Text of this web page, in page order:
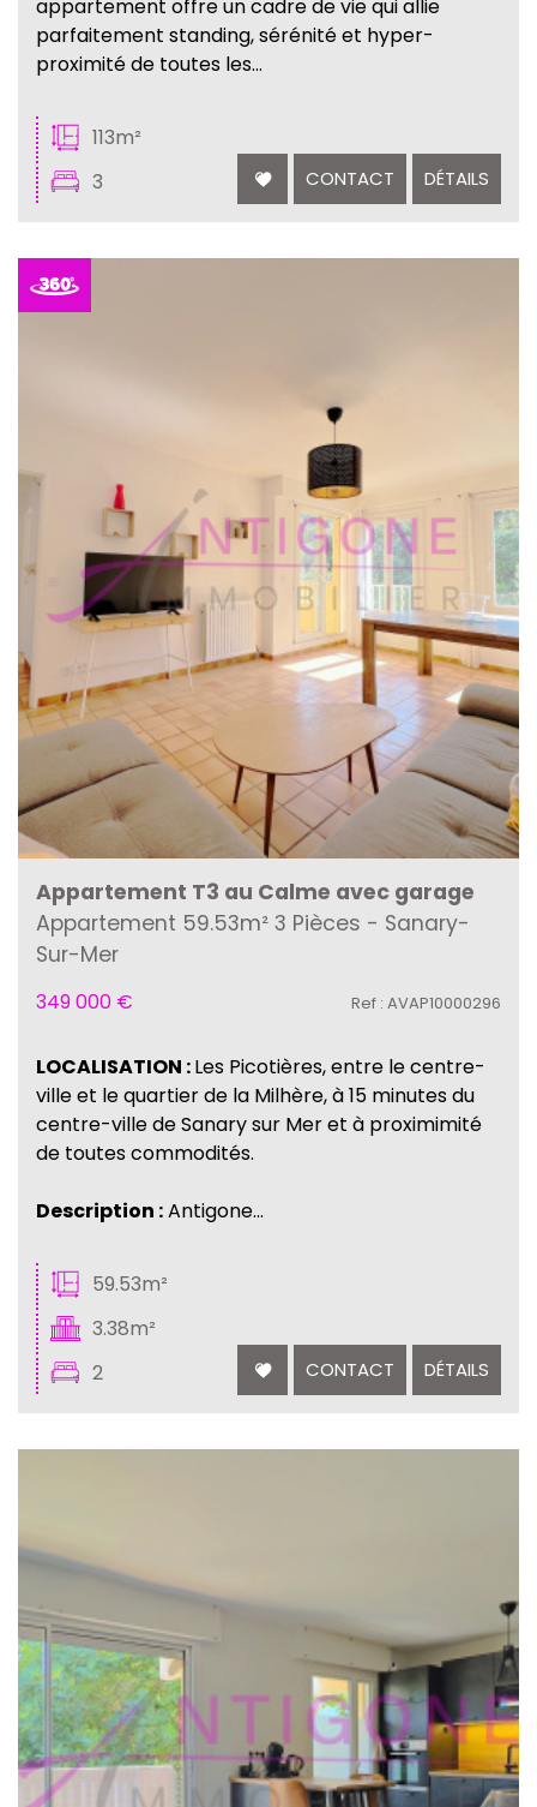
appartement offre un cadre de vie qui allie
parfaitement standing, sérénité et hyper-
proximité de toutes les...
113m²
3
CONTACT DÉTAILS
Appartement T3 au Calme avec garage
Appartement 59.53m² 3 Pièces - Sanary-
Sur-Mer
349 000 € Ref : AVAP10000296
LOCALISATION :Les Picotières, entre le centre-
ville et le quartier de la Milhère, à 15 minutes du
centre-ville de Sanary sur Mer et à proximimité
de toutes commodités.
Description :Antigone...
59.53m²
3.38m²
2
CONTACT DÉTAILS